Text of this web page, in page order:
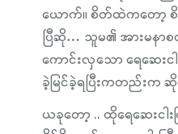
ယောက်။ စိတ်ထဲကတော့ စိတ်
ပြီဆို… သူမ၏ အားမနာစတ
ကောင်းလှသော ရေဆေးင
ခဲ့မြင်ခဲ့ရပြီးကတည်းက ဆို
ယခုတော့ .. ထိုရေဆေးငါး